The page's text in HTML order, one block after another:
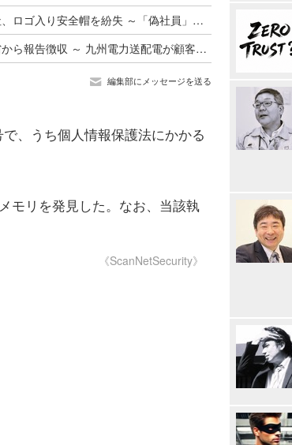
東電子会社、ロゴ入り安全帽を紛失 ～「偽社員」による不審な訪問や詐欺に注意呼びかけ
経済産業省から報告徴収 ～ 九州電力送配電が顧客情報を保存した外部記憶媒体が所在不明に
編集部にメッセージを送る
、うち個人情報保護法にかかる
モリを発見した。なお、当該執
《ScanNetSecurity》